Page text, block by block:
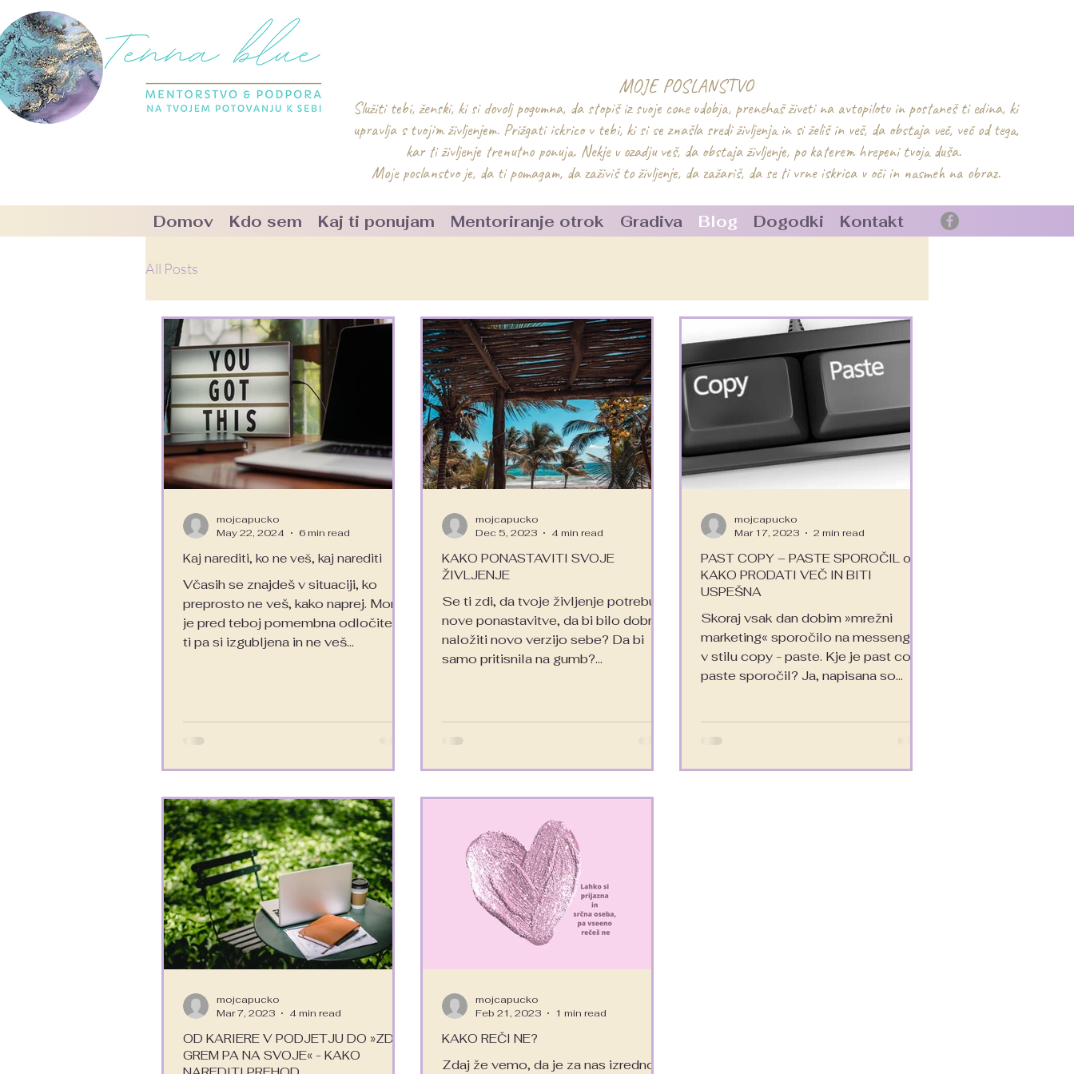
MOJE POSLANSTVO
Služiti tebi, ženski, ki si dovolj pogumna, da stopiš iz svoje cone udobja, prenehaš živeti na avtopilotu in postaneš ti edina, ki
upravlja s tvojim življenjem. Prižgati iskrico v tebi, ki si se znašla sredi življenja in si želiš in veš, da obstaja več, več od tega,
kar ti življenje trenutno ponuja. Nekje v ozadju veš, da obstaja življenje, po katerem hrepeni tvoja duša.
Moje poslanstvo je, da ti pomagam, da zaživiš to življenje, da zažariš, da se ti vrne iskrica v oči in nasmeh na obraz.
Domov Kdo sem Kaj ti ponujam Mentoriranje otrok Gradiva Blog Dogodki Kontakt
All Posts
Kaj narediti, ko ne veš, kaj narediti
Včasih se znajdeš v situaciji, ko
preprosto ne veš, kako naprej. Morda
je pred teboj pomembna odločitev,
ti pa si izgubljena in ne veš...
mojcapucko
May 22, 2024
6 min read
KAKO PONASTAVITI SVOJE
ŽIVLJENJE
Se ti zdi, da tvoje življenje potrebuje
nove ponastavitve, da bi bilo dobro
naložiti novo verzijo sebe? Da bi
samo pritisnila na gumb?...
mojcapucko
Dec 5, 2023
4 min read
PAST COPY – PASTE SPOROČIL oz.
KAKO PRODATI VEČ IN BITI
USPEŠNA
Skoraj vsak dan dobim »mrežni
marketing« sporočilo na messenger
v stilu copy - paste. Kje je past copy
paste sporočil? Ja, napisana so...
mojcapucko
Mar 17, 2023
2 min read
OD KARIERE V PODJETJU DO »ZDAJ
GREM PA NA SVOJE« - KAKO
mojcapucko
Mar 7, 2023
4 min read
KAKO REČI NE?
Zdaj že vemo, da je za nas izredno
mojcapucko
Feb 21, 2023
1 min read